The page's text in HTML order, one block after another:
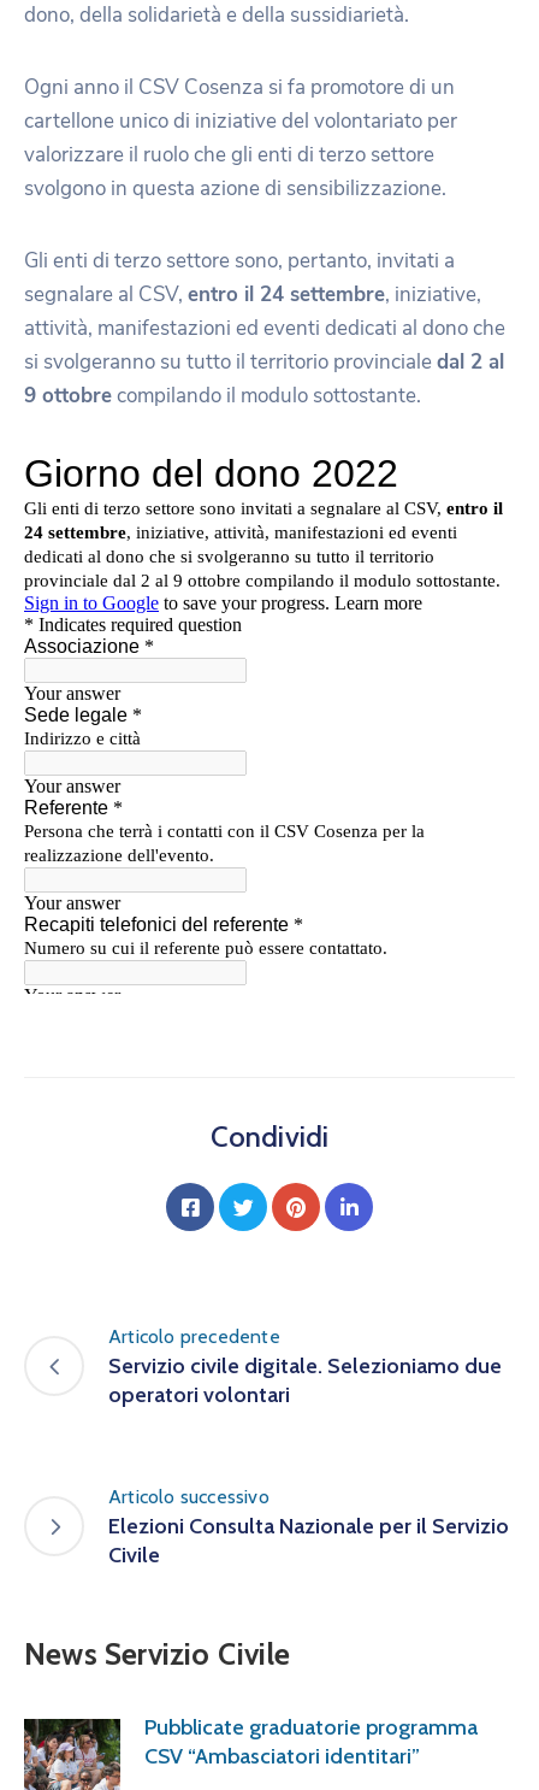
dono, della solidarietà e della sussidiarietà.
Ogni anno il CSV Cosenza si fa promotore di un
cartellone unico di iniziative del volontariato per
valorizzare il ruolo che gli enti di terzo settore
svolgono in questa azione di sensibilizzazione.
Gli enti di terzo settore sono, pertanto, invitati a
segnalare al CSV, entro il 24 settembre, iniziative,
attività, manifestazioni ed eventi dedicati al dono che
si svolgeranno su tutto il territorio provincialedal 2 al
9 ottobrecompilando il modulo sottostante.
Condividi
Articolo precedente
Servizio civile digitale. Selezioniamo due
operatori volontari
Articolo successivo
Elezioni Consulta Nazionale per il Servizio
Civile
News Servizio Civile
Pubblicate graduatorie programma
CSV “Ambasciatori identitari”